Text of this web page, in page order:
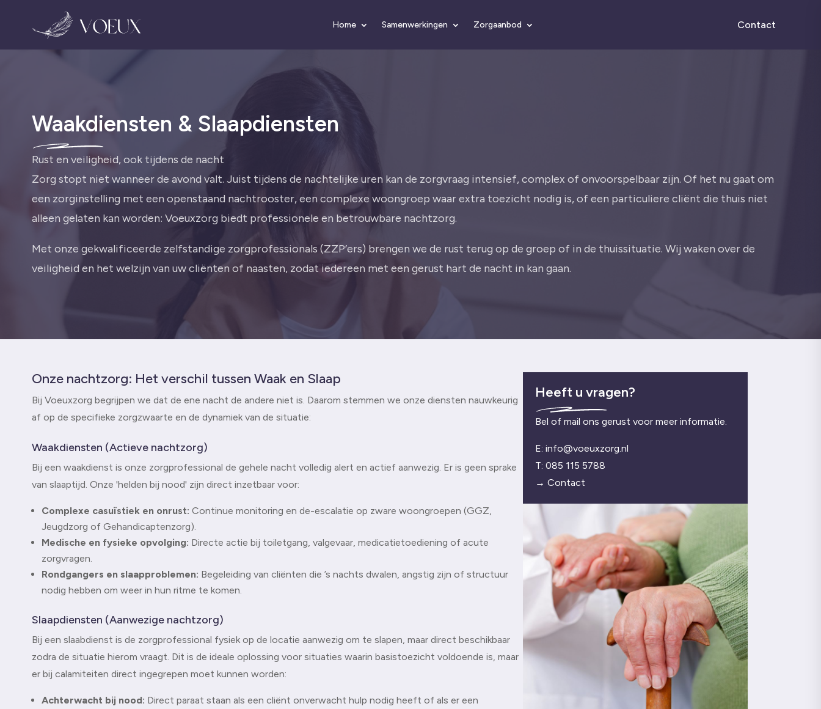
Home Samenwerkingen Zorgaanbod Contact
Waakdiensten & Slaapdiensten
Rust en veiligheid, ook tijdens de nacht
Zorg stopt niet wanneer de avond valt. Juist tijdens de nachtelijke uren kan de zorgvraag intensief, complex of onvoorspelbaar zijn. Of het nu gaat om
een zorginstelling met een openstaand nachtrooster, een complexe woongroep waar extra toezicht nodig is, of een particuliere cliënt die thuis niet
alleen gelaten kan worden: Voeuxzorg biedt professionele en betrouwbare nachtzorg.
Met onze gekwalificeerde zelfstandige zorgprofessionals (ZZP’ers) brengen we de rust terug op de groep of in de thuissituatie. Wij waken over de
veiligheid en het welzijn van uw cliënten of naasten, zodat iedereen met een gerust hart de nacht in kan gaan.
Onze nachtzorg: Het verschil tussen Waak en Slaap
Bij Voeuxzorg begrijpen we dat de ene nacht de andere niet is. Daarom stemmen we onze diensten nauwkeurig
af op de specifieke zorgzwaarte en de dynamiek van de situatie:
Waakdiensten (Actieve nachtzorg)
Bij een waakdienst is onze zorgprofessional de gehele nacht volledig alert en actief aanwezig. Er is geen sprake
van slaaptijd. Onze 'helden bij nood' zijn direct inzetbaar voor:
Complexe casuïstiek en onrust: Continue monitoring en de-escalatie op zware woongroepen (GGZ,
Jeugdzorg of Gehandicaptenzorg).
Medische en fysieke opvolging: Directe actie bij toiletgang, valgevaar, medicatietoediening of acute
zorgvragen.
Rondgangers en slaapproblemen: Begeleiding van cliënten die ’s nachts dwalen, angstig zijn of structuur
nodig hebben om weer in hun ritme te komen.
Slaapdiensten (Aanwezige nachtzorg)
Bij een slaabdienst is de zorgprofessional fysiek op de locatie aanwezig om te slapen, maar direct beschikbaar
zodra de situatie hierom vraagt. Dit is de ideale oplossing voor situaties waarin basistoezicht voldoende is, maar
er bij calamiteiten direct ingegrepen moet kunnen worden:
Achterwacht bij nood: Direct paraat staan als een cliënt onverwacht hulp nodig heeft of als er een
Heeft u vragen?
Bel of mail ons gerust voor meer informatie.
E: info@voeuxzorg.nl
T: 085 115 5788
→ Contact